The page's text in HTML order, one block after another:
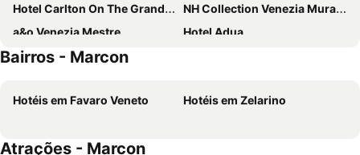
Hotel Carlton On The Grand Canal
NH Collection Venezia Murano Villa
a&o Venezia Mestre
Hotel Adua
Hotel Principe
Hotel Riviera dei Dogi
Hotel Messner
Eurostars Cannaregio 4*
Bairros - Marcon
Hotéis em Favaro Veneto Hotéis em Zelarino
Atrações - Marcon